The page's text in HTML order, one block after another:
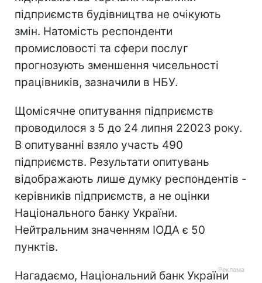
підприємств будівництва не очікують
змін. Натомість респонденти
промисловості та сфери послуг
прогнозують зменшення чисельності
працівників, зазначили в НБУ.
Щомісячне опитування підприємств
проводилося з 5 до 24 липня 22023 року.
В опитуванні взяло участь 490
підприємств. Результати опитувань
відображають лише думку респондентів -
керівників підприємств, а не оцінки
Національного банку України.
Нейтральним значенням ІОДА є 50
пунктів.
Нагадаємо, Національний банк України